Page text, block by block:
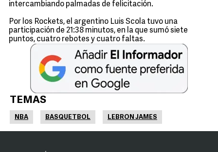
intercambiando palmadas de felicitación.
Por los Rockets, el argentino Luis Scola tuvo una
participación de 21:38 minutos, en la que sumó siete
puntos, cuatro rebotes y cuatro faltas.
TEMAS
NBA BASQUETBOL LEBRON JAMES